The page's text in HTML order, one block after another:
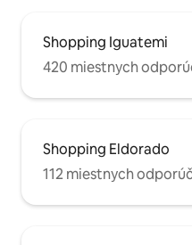
Shopping Iguatemi
420 miestnych
Shopping Eldorado
112 miestnych